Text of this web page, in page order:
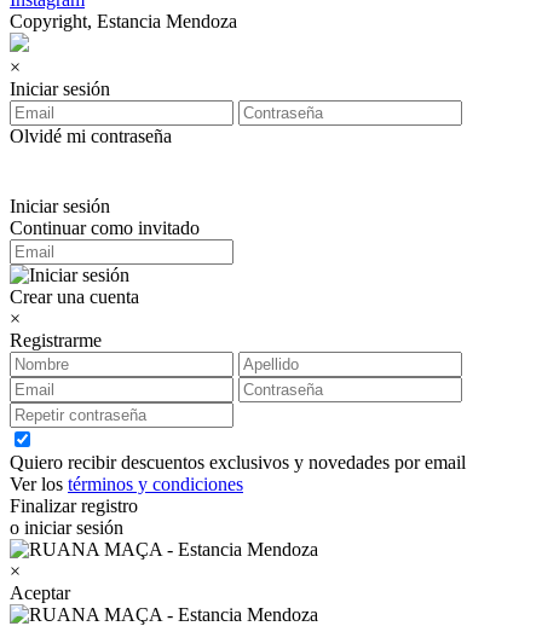
Copyright, Estancia Mendoza
×
Iniciar sesión
Olvidé mi contraseña
Iniciar sesión
Continuar como invitado
Crear una cuenta
×
Registrarme
Quiero recibir descuentos exclusivos y novedades por email
Ver los términos y condiciones
Finalizar registro
o iniciar sesión
×
Aceptar